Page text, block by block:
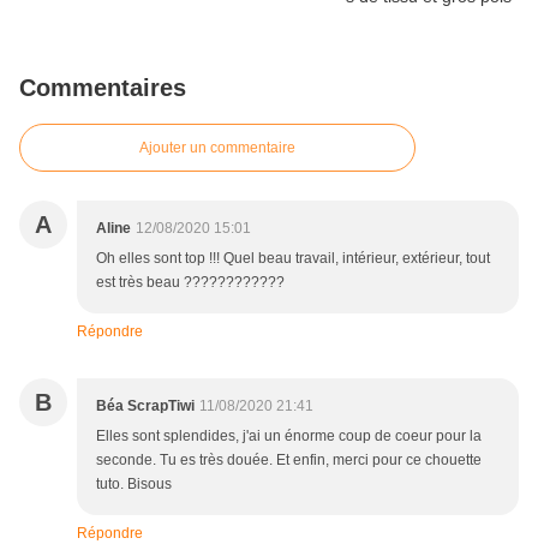
Commentaires
Ajouter un commentaire
A Aline 12/08/2020 15:01
Oh elles sont top !!! Quel beau travail, intérieur, extérieur, tout
est très beau ????????????
Répondre
B Béa ScrapTiwi 11/08/2020 21:41
Elles sont splendides, j'ai un énorme coup de coeur pour la
seconde. Tu es très douée. Et enfin, merci pour ce chouette
tuto. Bisous
Répondre